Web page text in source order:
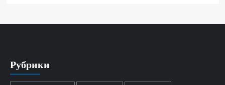
Рубрики